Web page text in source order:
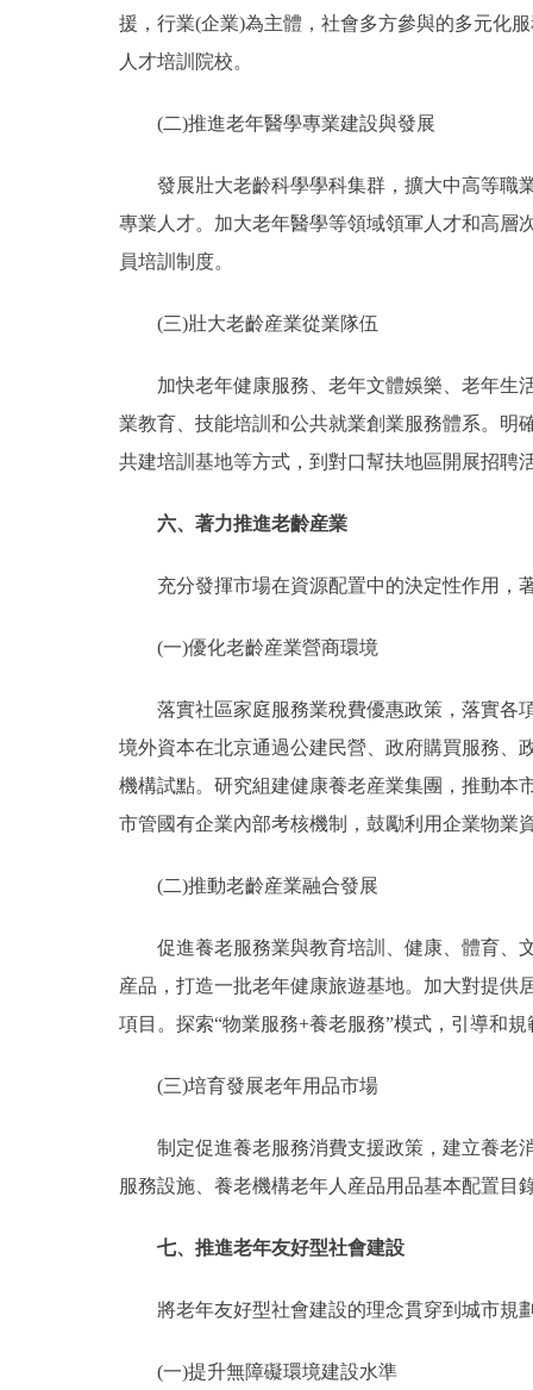
援，行業(企業)為主體，社會多方參與的多元化
人才培訓院校。
(二)推進老年醫學專業建設與發展
發展壯大老齡科學學科集群，擴大中高等職業
專業人才。加大老年醫學等領域領軍人才和高層
員培訓制度。
(三)壯大老齡産業從業隊伍
加快老年健康服務、老年文體娛樂、老年生活
業教育、技能培訓和公共就業創業服務體系。明
共建培訓基地等方式，到對口幫扶地區開展招聘
六、著力推進老齡産業
充分發揮市場在資源配置中的決定性作用，著
(一)優化老齡産業營商環境
落實社區家庭服務業稅費優惠政策，落實各項
境外資本在北京通過公建民營、政府購買服務、
機構試點。研究組建健康養老産業集團，推動本
市管國有企業內部考核機制，鼓勵利用企業物業
(二)推動老齡産業融合發展
促進養老服務業與教育培訓、健康、體育、文
産品，打造一批老年健康旅遊基地。加大對提供
項目。探索“物業服務+養老服務”模式，引導和
(三)培育發展老年用品市場
制定促進養老服務消費支援政策，建立養老消
服務設施、養老機構老年人産品用品基本配置目
七、推進老年友好型社會建設
將老年友好型社會建設的理念貫穿到城市規
(一)提升無障礙環境建設水準